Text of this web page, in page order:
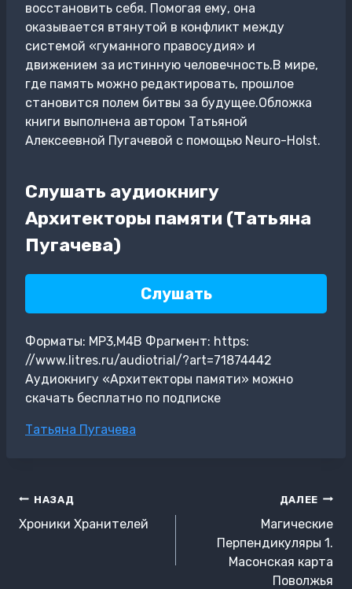
восстановить себя. Помогая ему, она
оказывается втянутой в конфликт между
системой «гуманного правосудия» и
движением за истинную человечность.В мире,
где память можно редактировать, прошлое
становится полем битвы за будущее.Обложка
книги выполнена автором Татьяной
Алексеевной Пугачевой с помощью Neuro-Holst.
Слушать аудиокнигу
Архитекторы памяти (Татьяна
Пугачева)
Слушать
Форматы: MP3,M4B Фрагмент: https:
//www.litres.ru/audiotrial/?art=71874442
Аудиокнигу «Архитекторы памяти» можно
скачать бесплатно по подписке
Метки
Татьяна Пугачева
Навигация
по
НАЗАД
Хроники Хранителей
ДАЛЕЕ
Магические
Перпендикуляры 1.
Масонская карта
Поволжья